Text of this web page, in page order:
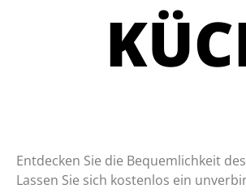
Entdecken Sie die Bequemlichkeit
Lassen Sie sich kostenlos ein